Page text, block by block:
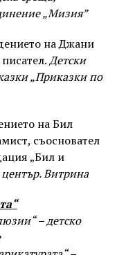
„Мизия”
на Джани
Детски
„Приказки по
на Бил
съосновател
„Бил и
Витрина
– детско